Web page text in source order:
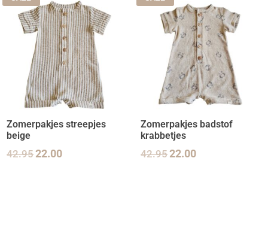
Zomerpakjes streepjes
beige
42.9522.00
Zomerpakjes badstof
krabbetjes
42.9522.00